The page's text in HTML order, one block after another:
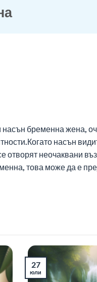
бременна жена,
насън
отворят неочаквани
това може да е
27
юли